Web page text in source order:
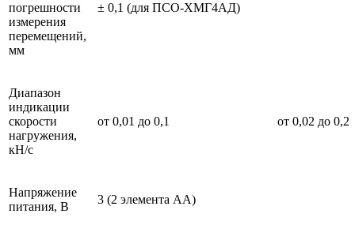
погрешности
измерения
перемещений,
мм
± 0,1 (для ПСО-ХМГ4АД)
Диапазон
индикации
скорости
нагружения,
кН/с
от 0,01 до 0,1 от 0,02 до 0,2
Напряжение
питания, В
3 (2 элемента АА)